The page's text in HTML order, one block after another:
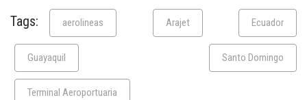
Tags: aerolineas Arajet Ecuador
Guayaquil Santo Domingo
Terminal Aeroportuaria